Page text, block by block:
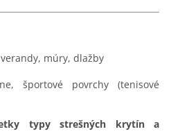
múry, dlažby
športové povrchy (tenisové
typy strešných krytín a